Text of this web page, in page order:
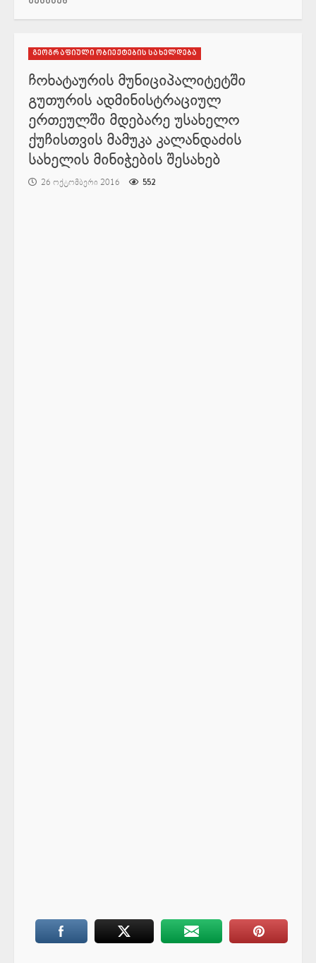
გეოგრაფიული ობიექტების სახელდება
ჩოხატაურის მუნიციპალიტეტში
გუთურის ადმინისტრაციულ
ერთეულში მდებარე უსახელო
ქუჩისთვის მამუკა კალანდაძის
სახელის მინიჭების შესახებ
26 ოქტომბერი 2016 552